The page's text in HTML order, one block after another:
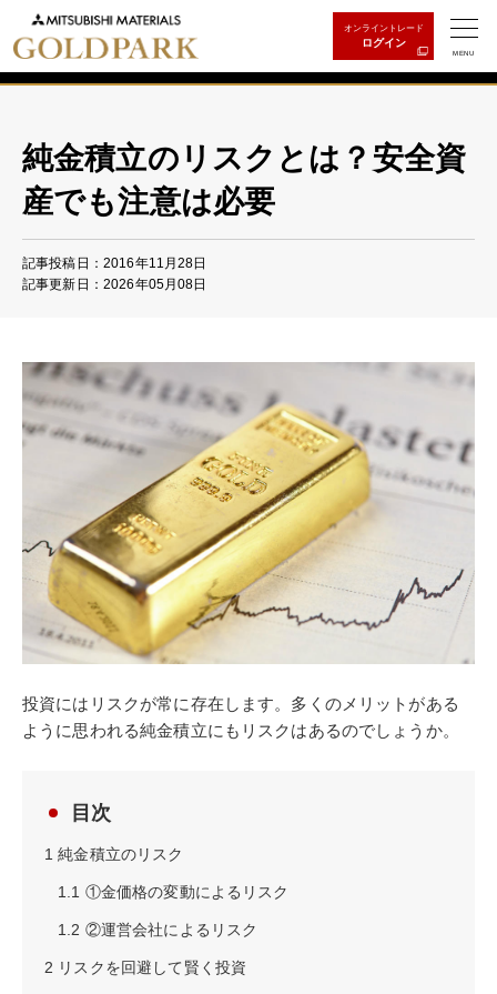
オンライントレード
ログイン
MENU
純金積立のリスクとは？安全資
産でも注意は必要
記事投稿日：2016年11月28日
記事更新日：2026年05月08日
投資にはリスクが常に存在します。多くのメリットがある
ように思われる純金積立にもリスクはあるのでしょうか。
目次
1 純金積立のリスク
1.1 ①金価格の変動によるリスク
1.2 ②運営会社によるリスク
2 リスクを回避して賢く投資